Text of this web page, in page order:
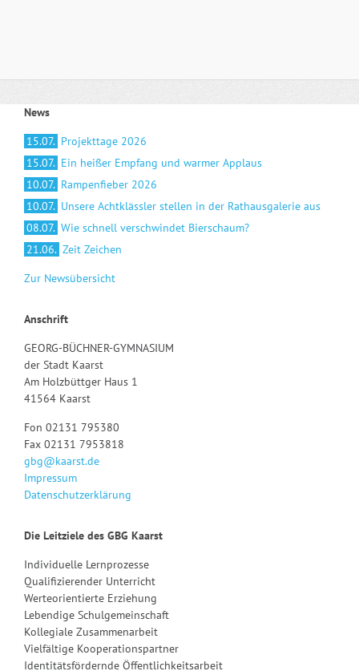
News
15.07. Projekttage 2026
15.07. Ein heißer Empfang und warmer Applaus
10.07. Rampenfieber 2026
10.07. Unsere Achtklässler stellen in der Rathausgalerie aus
08.07. Wie schnell verschwindet Bierschaum?
21.06. Zeit Zeichen
Zur Newsübersicht
Anschrift
GEORG-BÜCHNER-GYMNASIUM
der Stadt Kaarst
Am Holzbüttger Haus 1
41564 Kaarst
Fon 02131 795380
Fax 02131 7953818
gbg@kaarst.de
Impressum
Datenschutzerklärung
Die Leitziele des GBG Kaarst
Individuelle Lernprozesse
Qualifizierender Unterricht
Werteorientierte Erziehung
Lebendige Schulgemeinschaft
Kollegiale Zusammenarbeit
Vielfältige Kooperationspartner
Identitätsfördernde Öffentlichkeitsarbeit